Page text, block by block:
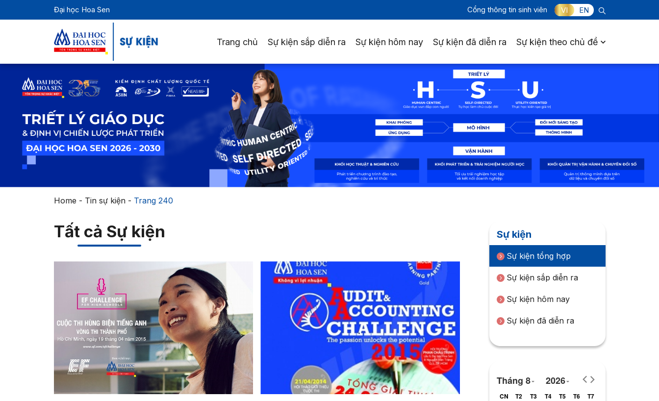
Đại học Hoa Sen Cổng thông tin sinh viên VI EN
Trang chủ Sự kiện sắp diễn ra Sự kiện hôm nay Sự kiện đã diễn ra Sự kiện theo chủ đề
Home - Tin sự kiện- Trang 240
Tất cả Sự kiện Sự kiện
Sự kiện tổng hợp
Sự kiện sắp diễn ra
Sự kiện hôm nay
Sự kiện đã diễn ra
Tháng 8 2026
CN T2 T3 T4 T5 T6 T7